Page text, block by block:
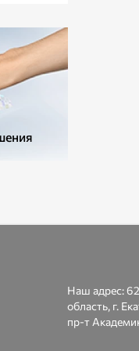
Наш адрес:
область, г.
пр-т